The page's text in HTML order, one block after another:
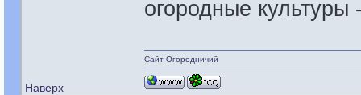
огородные
Наверх
Сайт Огородничий